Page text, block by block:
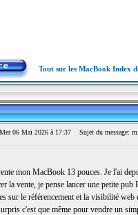
Tout sur les MacBook Index
06 Mai 2026 à 17:37 Sujet du message:
mon MacBook 13 pouces. Je l'ai
la vente, je pense lancer une petite
sur le référencement et la visibilité web
c'est que même pour vendre un